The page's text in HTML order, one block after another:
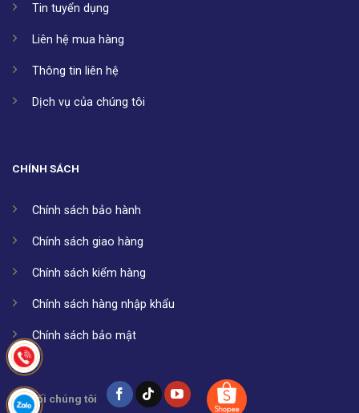
Tin tuyển dụng
Liên hệ mua hàng
Thông tin liên hệ
Dịch vụ của chúng tôi
CHÍNH SÁCH
Chính sách bảo hành
Chính sách giao hàng
Chính sách kiểm hàng
Chính sách hàng nhập khẩu
Chính sách bảo mật
Kết nối chúng tôi